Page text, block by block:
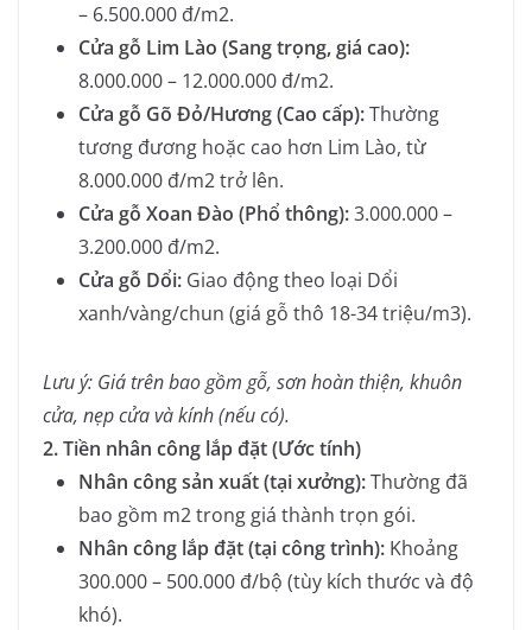
– 6.500.000 đ/m2.
Cửa gỗ Lim Lào (Sang trọng, giá cao):
8.000.000 – 12.000.000 đ/m2.
Cửa gỗ Gõ Đỏ/Hương(Cao cấp):Thường
tương đương hoặc cao hơn Lim Lào, từ
8.000.000 đ/m2trở lên.
Cửa gỗ Xoan Đào (Phổ thông):3.000.000 –
3.200.000 đ/m2.
Cửa gỗ Dổi: Giao động theo loại Dổi
xanh/vàng/chun (giá gỗ thô 18-34 triệu/m3).
Lưu ý: Giá trên bao gồm gỗ, sơn hoàn thiện, khuôn
cửa, nẹp cửa và kính (nếu có).
2. Tiền nhân công lắp đặt (Ước tính)
Nhân công sản xuất (tại xưởng):Thường đã
bao gồm m2 trong giá thành trọn gói.
Nhân công lắp đặt (tại công trình): Khoảng
300.000 – 500.000 đ/bộ (tùy kích thước và độ
khó).